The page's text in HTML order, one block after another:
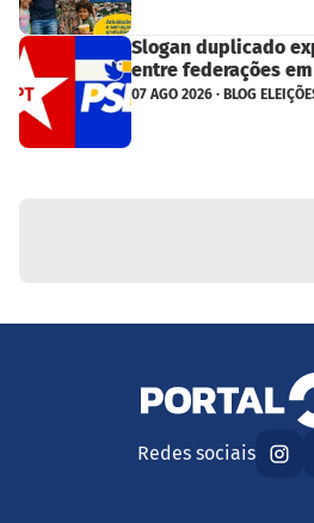
Slogan duplicado
entre federações
07 AGO 2026 · BLOG
Redes sociais